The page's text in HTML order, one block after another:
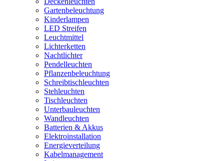
Gartenbeleuchtung
Kinderlampen
LED Streifen
Leuchtmittel
Lichterketten
Nachtlichter
Pendelleuchten
Pflanzenbeleuchtung
Schreibtischleuchten
Stehleuchten
Tischleuchten
Unterbauleuchten
Wandleuchten
Batterien & Akkus
Elektroinstallation
Energieverteilung
Kabelmanagement